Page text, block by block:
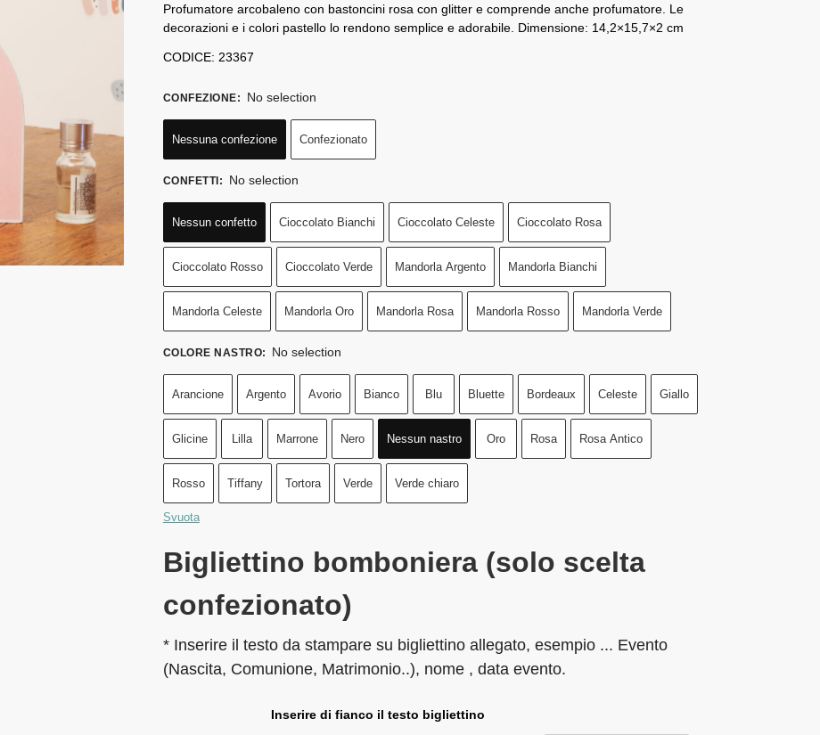
Profumatore arcobaleno con bastoncini rosa con glitter e comprende anche profumatore. Le
decorazioni e i colori pastello lo rendono semplice e adorabile. Dimensione: 14,2×15,7×2 cm
CODICE: 23367
CONFEZIONE: No selection
Nessuna confezione Confezionato
CONFETTI: No selection
Nessun confetto Cioccolato Bianchi Cioccolato Celeste Cioccolato Rosa
Cioccolato Rosso Cioccolato Verde Mandorla Argento Mandorla Bianchi
Mandorla Celeste Mandorla Oro Mandorla Rosa Mandorla Rosso Mandorla Verde
COLORE NASTRO: No selection
Arancione Argento Avorio Bianco Blu Bluette Bordeaux Celeste Giallo
Glicine Lilla Marrone Nero Nessun nastro Oro Rosa Rosa Antico
Rosso Tiffany Tortora Verde Verde chiaro
Svuota
Bigliettino bomboniera (solo scelta
confezionato)
* Inserire il testo da stampare su bigliettino allegato, esempio ... Evento
(Nascita, Comunione, Matrimonio..), nome , data evento.
Inserire di fianco il testo bigliettino